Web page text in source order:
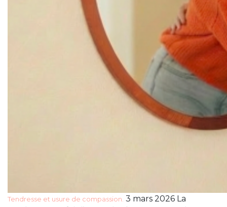
Tendresse et usure de compassion. 3 mars 2026 La